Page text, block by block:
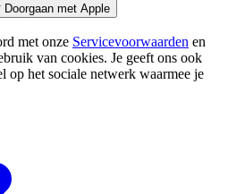
Doorgaan met Apple
met onze Servicevoorwaarden en
van cookies. Je geeft ons ook
op het sociale netwerk waarmee je